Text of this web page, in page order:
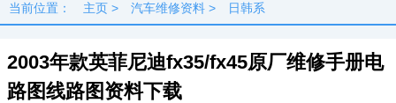
当前位置： 主页 > 汽车维修资料 > 日韩系
2003年款英菲尼迪fx35/fx45原厂维修手册电
路图线路图资料下载